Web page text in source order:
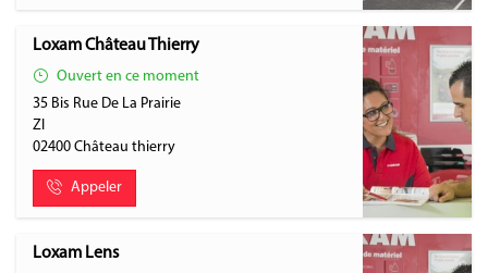
Loxam Château Thierry
Ouvert en ce moment
35 Bis Rue De La Prairie
ZI
02400 Château thierry
Appeler
Loxam Lens